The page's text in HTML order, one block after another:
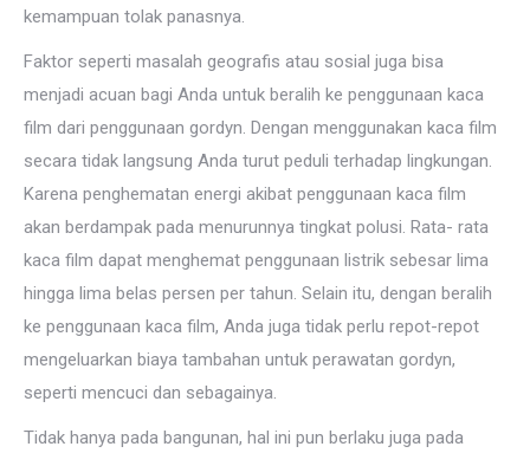
kemampuan tolak panasnya.
Faktor seperti masalah geografis atau sosial juga bisa
menjadi acuan bagi Anda untuk beralih ke penggunaan kaca
film dari penggunaan gordyn. Dengan menggunakan kaca film
secara tidak langsung Anda turut peduli terhadap lingkungan.
Karena penghematan energi akibat penggunaan kaca film
akan berdampak pada menurunnya tingkat polusi. Rata- rata
kaca film dapat menghemat penggunaan listrik sebesar lima
hingga lima belas persen per tahun. Selain itu, dengan beralih
ke penggunaan kaca film, Anda juga tidak perlu repot-repot
mengeluarkan biaya tambahan untuk perawatan gordyn,
seperti mencuci dan sebagainya.
Tidak hanya pada bangunan, hal ini pun berlaku juga pada